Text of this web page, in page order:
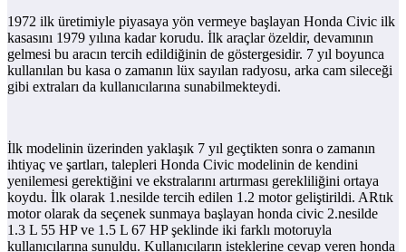
1972 ilk üretimiyle piyasaya yön vermeye başlayan Honda Civic ilk
kasasını 1979 yılına kadar korudu. İlk araçlar özeldir, devamının
gelmesi bu aracın tercih edildiğinin de göstergesidir. 7 yıl boyunca
kullanılan bu kasa o zamanın lüx sayılan radyosu, arka cam sileceği
gibi extraları da kullanıcılarına sunabilmekteydi.
İlk modelinin üzerinden yaklaşık 7 yıl geçtikten sonra o zamanın
ihtiyaç ve şartları, talepleri Honda Civic modelinin de kendini
yenilemesi gerektiğini ve ekstralarını artırması gerekliliğini ortaya
koydu. İlk olarak 1.nesilde tercih edilen 1.2 motor geliştirildi. ARtık
motor olarak da seçenek sunmaya başlayan honda civic 2.nesilde
1.3 L 55 HP ve 1.5 L 67 HP şeklinde iki farklı motoruyla
kullanıcılarına sunuldu. Kullanıcıların isteklerine cevap veren honda